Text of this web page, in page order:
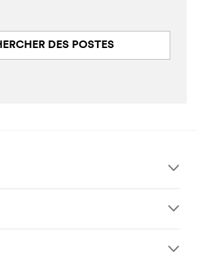
DES POSTES